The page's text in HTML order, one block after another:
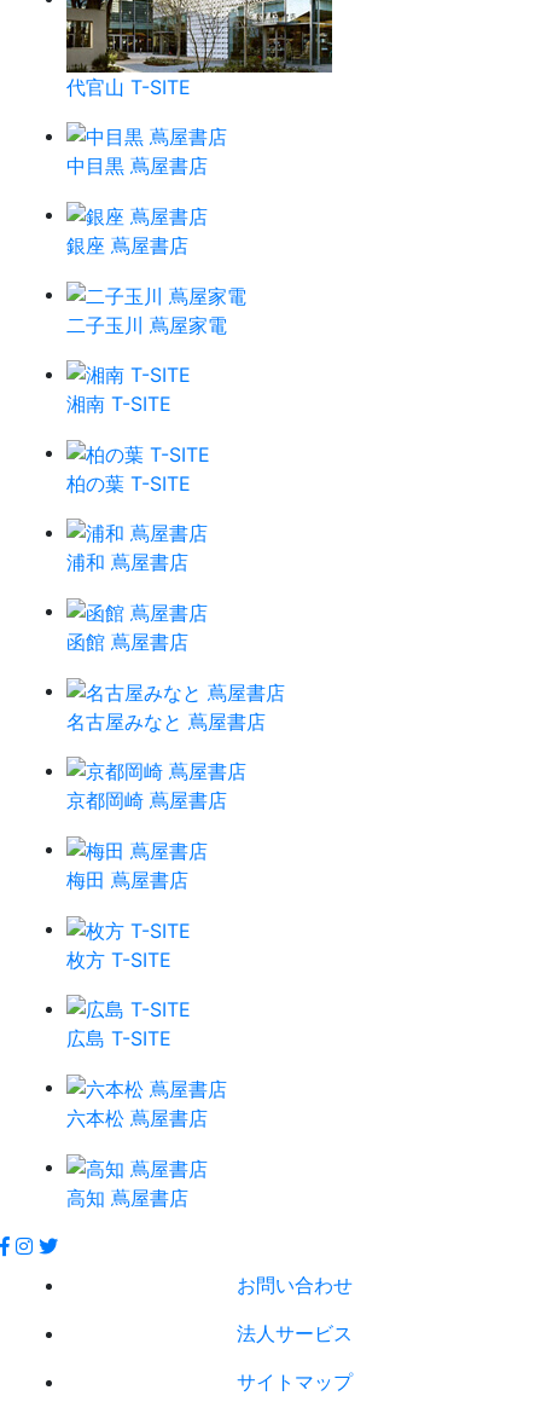
代官山 T-SITE
中目黒 蔦屋書店
銀座 蔦屋書店
二子玉川 蔦屋家電
湘南 T-SITE
柏の葉 T-SITE
浦和 蔦屋書店
函館 蔦屋書店
名古屋みなと 蔦屋書店
京都岡崎 蔦屋書店
梅田 蔦屋書店
枚方 T-SITE
広島 T-SITE
六本松 蔦屋書店
高知 蔦屋書店
お問い合わせ
法人サービス
サイトマップ